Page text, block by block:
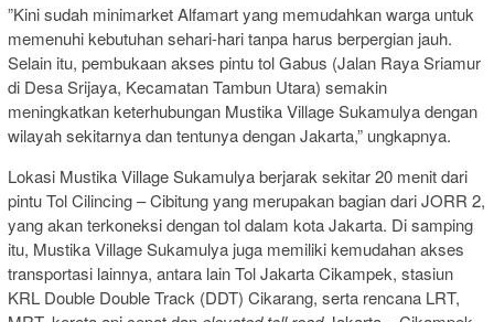
”Kini sudah minimarket Alfamart yang memudahkan warga untuk
memenuhi kebutuhan sehari-hari tanpa harus berpergian jauh.
Selain itu, pembukaan akses pintu tol Gabus (Jalan Raya Sriamur
di Desa Srijaya, Kecamatan Tambun Utara) semakin
meningkatkan keterhubungan Mustika Village Sukamulya dengan
wilayah sekitarnya dan tentunya dengan Jakarta,” ungkapnya.
Lokasi Mustika Village Sukamulya berjarak sekitar 20 menit dari
pintu Tol Cilincing – Cibitung yang merupakan bagian dari JORR 2,
yang akan terkoneksi dengan tol dalam kota Jakarta. Di samping
itu, Mustika Village Sukamulya juga memiliki kemudahan akses
transportasi lainnya, antara lain Tol Jakarta Cikampek, stasiun
KRL Double Double Track (DDT) Cikarang, serta rencana LRT,